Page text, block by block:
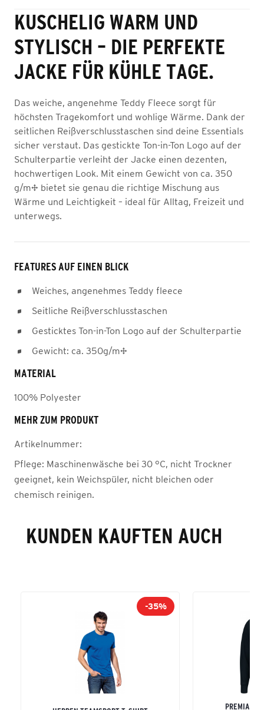
KUSCHELIG WARM UND
STYLISCH – DIE PERFEKTE
JACKE FÜR KÜHLE TAGE.
Das weiche, angenehme Teddy Fleece sorgt für
höchsten Tragekomfort und wohlige Wärme. Dank der
seitlichen Reißverschlusstaschen sind deine Essentials
sicher verstaut. Das gestickte Ton-in-Ton Logo auf der
Schulterpartie verleiht der Jacke einen dezenten,
hochwertigen Look. Mit einem Gewicht von ca. 350
g/m² bietet sie genau die richtige Mischung aus
Wärme und Leichtigkeit – ideal für Alltag, Freizeit und
unterwegs.
FEATURES AUF EINEN BLICK
Weiches, angenehmes Teddy fleece
Seitliche Reißverschlusstaschen
Gesticktes Ton-in-Ton Logo auf der Schulterpartie
Gewicht: ca. 350g/m²
MATERIAL
100% Polyester
MEHR ZUM PRODUKT
Artikelnummer:
Pflege: Maschinenwäsche bei 30 °C, nicht Trockner
geeignet, kein Weichspüler, nicht bleichen oder
chemisch reinigen.
KUNDEN KAUFTEN AUCH
-35%
PREMIA